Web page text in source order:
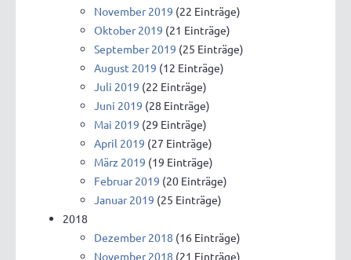
November 2019 (22 Einträge)
Oktober 2019 (21 Einträge)
September 2019 (25 Einträge)
August 2019 (12 Einträge)
Juli 2019 (22 Einträge)
Juni 2019 (28 Einträge)
Mai 2019 (29 Einträge)
April 2019 (27 Einträge)
März 2019 (19 Einträge)
Februar 2019 (20 Einträge)
Januar 2019 (25 Einträge)
2018
Dezember 2018 (16 Einträge)
November 2018 (21 Einträge)